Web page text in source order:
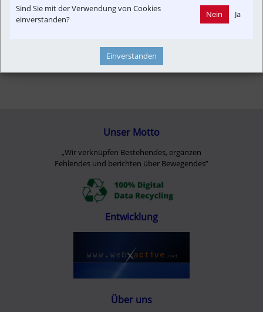
Unser Motto
„Wir verknüpfen Bestehendes, ergänzen
Fehlendes und berichten über Bewegendes”
Entwicklung
Über uns
Sind Sie mit der Verwendung von Cookies
einverstanden?
Nein Ja
Einverstanden